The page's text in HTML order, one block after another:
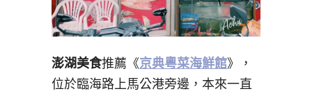
澎湖美食推薦《京典粵菜海鮮館》，
位於臨海路上馬公港旁邊，本來一直